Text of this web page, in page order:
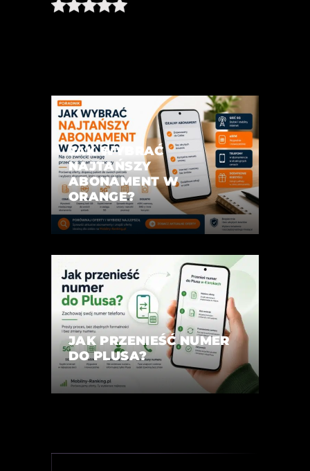
JAK WYBRAĆ
NAJTAŃSZY
ABONAMENT W
ORANGE?
JAK PRZENIEŚĆ NUMER
DO PLUSA?